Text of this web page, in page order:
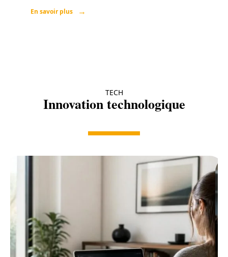
En savoir plus
TECH
Innovation technologique